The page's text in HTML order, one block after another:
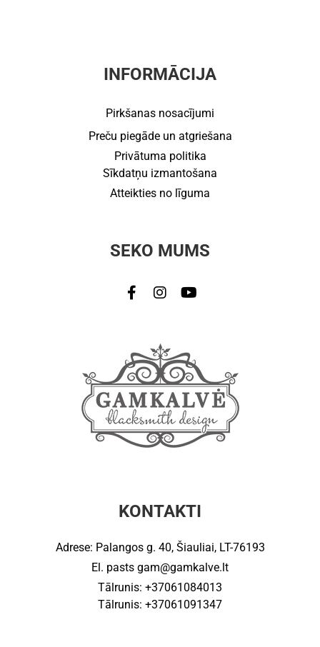
INFORMĀCIJA
Pirkšanas nosacījumi
Preču piegāde un atgriešana
Privātuma politika
Sīkdatņu izmantošana
Atteikties no līguma
SEKO MUMS
KONTAKTI
Adrese: Palangos g. 40, Šiauliai, LT-76193
El. pasts gam@gamkalve.lt
Tālrunis: +37061084013
Tālrunis: +37061091347